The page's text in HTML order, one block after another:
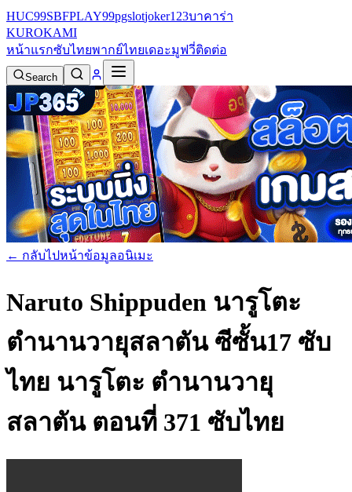
HUC99SBFPLAY99pgslotjoker123บาคาร่า
KUROKAMI
หน้าแรกซับไทยพากย์ไทยเดอะมูฟวี่ติดต่อ
Search
← กลับไปหน้าข้อมูลอนิเมะ
Naruto Shippuden นารูโตะ
ตำนานวายุสลาตัน ซีซั้น17 ซับ
ไทย นารูโตะ ตำนานวายุ
สลาตัน ตอนที่ 371 ซับไทย